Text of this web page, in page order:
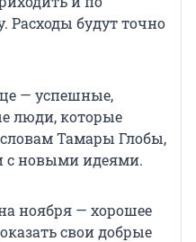
Расходы будут точно
— успешные,
люди, которые
Тамары Глобы,
с новыми идеями.
ноября — хорошее
свои добрые